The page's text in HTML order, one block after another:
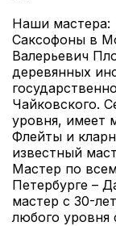
Наши мастера:
Саксофоны в
Валерьевич
деревянных
Чайковского.
уровня, имеет
Флейты и
известный
Мастер по
Петербурге –
мастер с 30-
любого уровня